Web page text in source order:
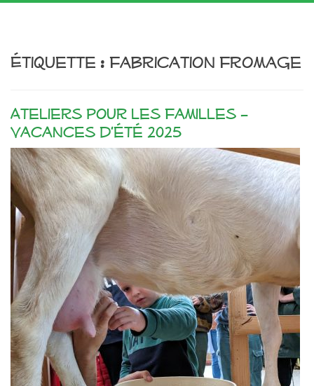
Étiquette : fabrication fromage
Ateliers pour les familles –
Vacances d’été 2025